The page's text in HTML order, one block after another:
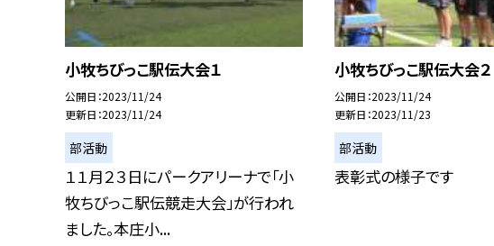
小牧ちびっこ駅伝大会１
公開日 2023/11/24
更新日 2023/11/24
部活動
１１月２３日にパークアリーナで「小
牧ちびっこ駅伝競走大会」が行われ
ました。本庄小...
小牧ちびっこ駅伝大会２
公開日 2023/11/24
更新日 2023/11/23
部活動
表彰式の様子です